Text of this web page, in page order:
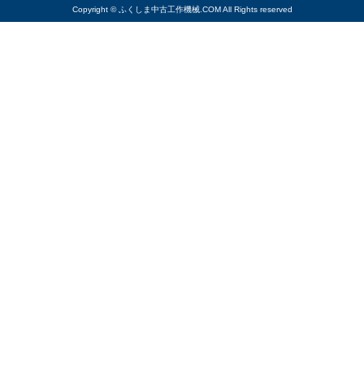
Copyright © ふくしま中古工作機械.COM All Rights reserved